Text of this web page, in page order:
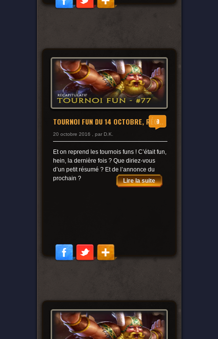
0
TOURNOI FUN DU 14 OCTOBRE, RÉC...
20 octobre 2016 , par D.K.
Et on reprend les tournois funs ! C’était fun,
hein, la dernière fois ? Que diriez-vous
d’un petit résumé ? Et de l’annonce du
prochain ?
Lire la suite